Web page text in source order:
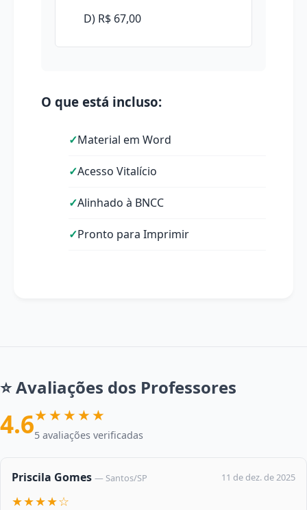
D) R$ 67,00
O que está incluso:
Material em Word
Acesso Vitalício
Alinhado à BNCC
Pronto para Imprimir
⭐ Avaliações dos Professores
4.6★★★★★
5 avaliações verificadas
Priscila Gomes — Santos/SP 11 de dez. de 2025
★★★★☆